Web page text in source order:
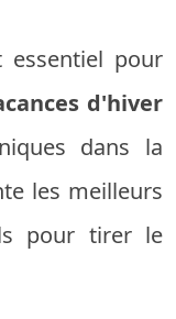
essentiel pour
d'hiver
dans la
les meilleurs
pour tirer le